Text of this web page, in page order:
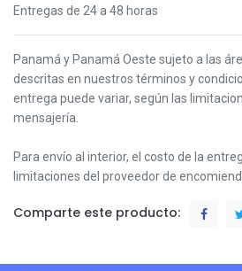
Entregas de 24 a 48 horas
Panamá y Panamá Oeste sujeto a las
descritas en nuestros términos y
entrega puede variar, según las
mensajería.
Para envío al interior, el costo de la
limitaciones del proveedor de
Comparte este producto: